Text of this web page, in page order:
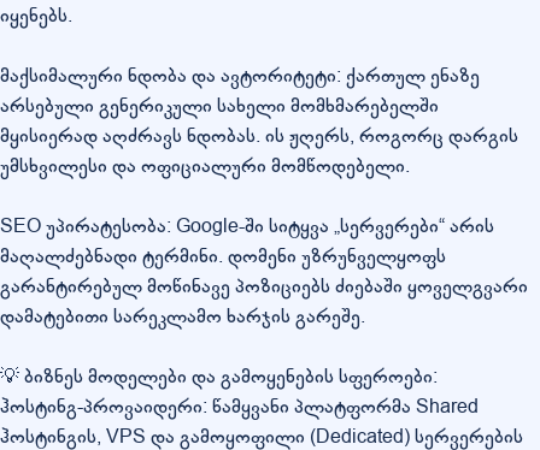
იყენებს.
მაქსიმალური ნდობა და ავტორიტეტი: ქართულ ენაზე
არსებული გენერიკული სახელი მომხმარებელში
მყისიერად აღძრავს ნდობას. ის ჟღერს, როგორც დარგის
უმსხვილესი და ოფიციალური მომწოდებელი.
SEO უპირატესობა: Google-ში სიტყვა „სერვერები“ არის
მაღალძებნადი ტერმინი. დომენი უზრუნველყოფს
გარანტირებულ მოწინავე პოზიციებს ძიებაში ყოველგვარი
დამატებითი სარეკლამო ხარჯის გარეშე.
💡 ბიზნეს მოდელები და გამოყენების სფეროები:
ჰოსტინგ-პროვაიდერი: წამყვანი პლატფორმა Shared
ჰოსტინგის, VPS და გამოყოფილი (Dedicated) სერვერების